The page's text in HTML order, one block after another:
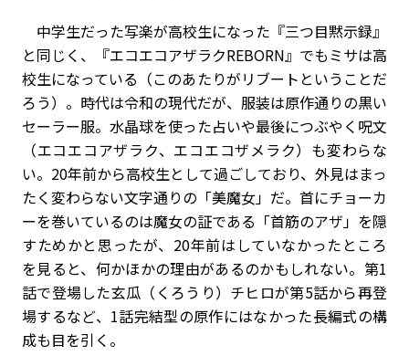
中学生だった写楽が高校生になった『三つ目黙示録』
と同じく、『エコエコアザラクREBORN』でもミサは高
校生になっている（このあたりがリブートということだ
ろう）。時代は令和の現代だが、服装は原作通りの黒い
セーラー服。水晶球を使った占いや最後につぶやく呪文
（エコエコアザラク、エコエコザメラク）も変わらな
い。20年前から高校生として過ごしており、外見はまっ
たく変わらない文字通りの「美魔女」だ。首にチョーカ
ーを巻いているのは魔女の証である「首筋のアザ」を隠
すためかと思ったが、20年前はしていなかったところ
を見ると、何かほかの理由があるのかもしれない。第1
話で登場した玄瓜（くろうり）チヒロが第5話から再登
場するなど、1話完結型の原作にはなかった長編式の構
成も目を引く。